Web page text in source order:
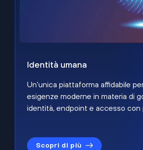
Identità umana
Un'unica piattaforma affidabile
esigenze moderne in materia di
identità, endpoint e accesso con
Scopri di più